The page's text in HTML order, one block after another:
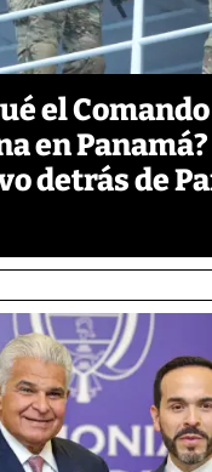
el
en Panamá?
detrás de